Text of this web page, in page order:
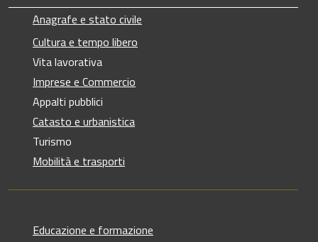
Anagrafe e stato civile
Cultura e tempo libero
Vita lavorativa
Imprese e Commercio
Appalti pubblici
Catasto e urbanistica
Turismo
Mobilità e trasporti
Educazione e formazione